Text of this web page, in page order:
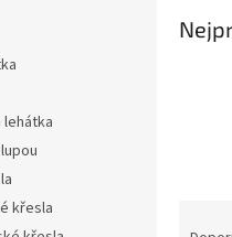
lehátka
křesla